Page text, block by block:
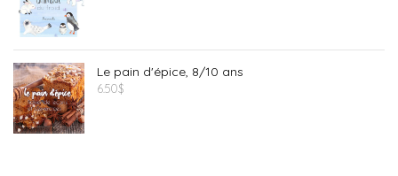
Le pain d'épice, 8/10 ans
6.50$